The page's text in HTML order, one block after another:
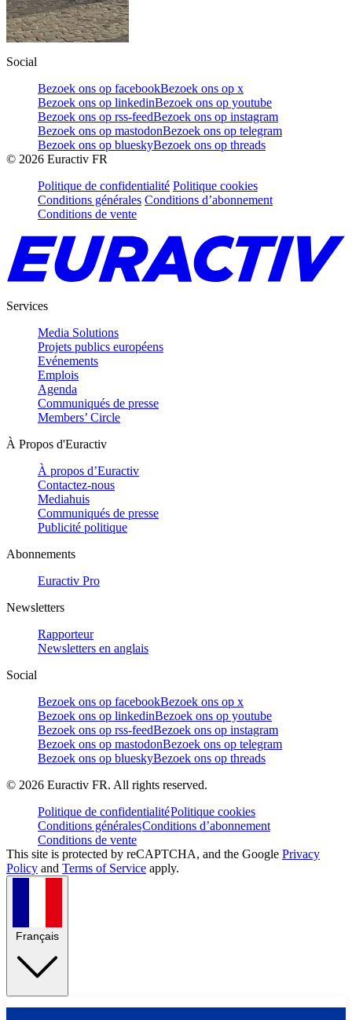
Social
Bezoek ons op facebookBezoek ons op x
Bezoek ons op linkedinBezoek ons op youtube
Bezoek ons op rss-feedBezoek ons op instagram
Bezoek ons op mastodonBezoek ons op telegram
Bezoek ons op blueskyBezoek ons op threads
© 2026 Euractiv FR
Politique de confidentialité Politique cookies
Conditions générales Conditions d’abonnement
Conditions de vente
Services
Media Solutions
Projets publics européens
Evénements
Emplois
Agenda
Communiqués de presse
Members’ Circle
À Propos d'Euractiv
À propos d’Euractiv
Contactez-nous
Mediahuis
Communiqués de presse
Publicité politique
Abonnements
Euractiv Pro
Newsletters
Rapporteur
Newsletters en anglais
Social
Bezoek ons op facebookBezoek ons op x
Bezoek ons op linkedinBezoek ons op youtube
Bezoek ons op rss-feedBezoek ons op instagram
Bezoek ons op mastodonBezoek ons op telegram
Bezoek ons op blueskyBezoek ons op threads
© 2026 Euractiv FR. All rights reserved.
Politique de confidentialitéPolitique cookies
Conditions généralesConditions d’abonnement
Conditions de vente
This site is protected by reCAPTCHA, and the Google Privacy
Policy and Terms of Service apply.
Français